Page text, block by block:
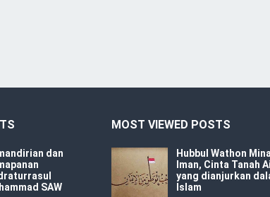
dan
SAW
MOST VIEWED POSTS
Hubbul Wathon Minal
Iman, Cinta Tanah
yang dianjurkan
Islam